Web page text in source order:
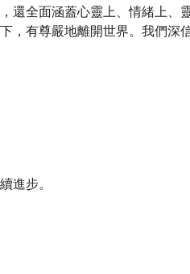
還全面涵蓋心靈上、情緒上、
，有尊嚴地離開世界。我們深
進步。